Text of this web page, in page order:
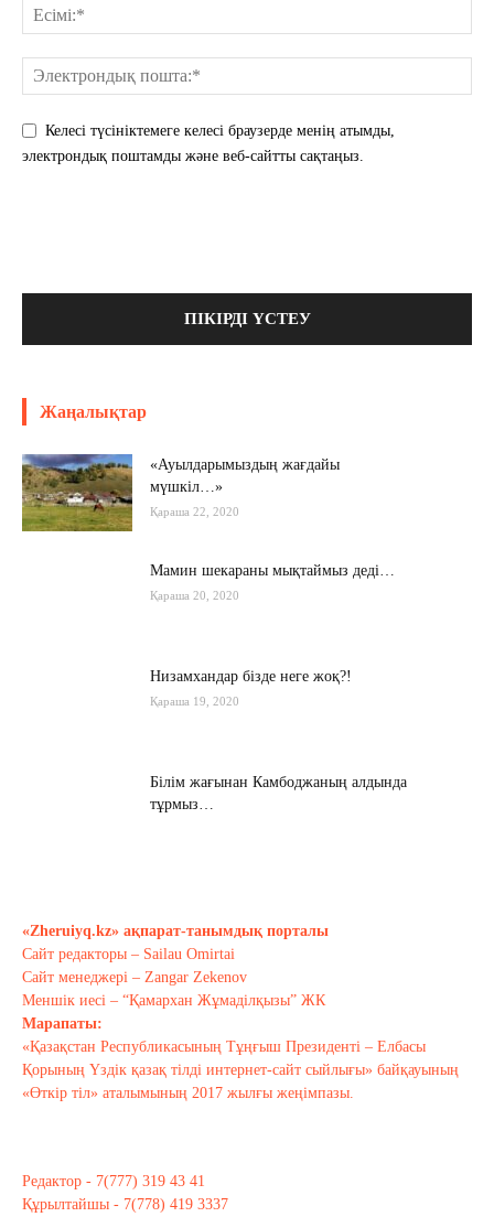
Келесі түсініктемеге келесі браузерде менің атымды,
электрондық поштамды және веб-сайтты сақтаңыз.
Жаңалықтар
«Ауылдарымыздың жағдайы
мүшкіл…»
Қараша 22, 2020
Мамин шекараны мықтаймыз деді…
Қараша 20, 2020
Низамхандар бізде неге жоқ?!
Қараша 19, 2020
Білім жағынан Камбоджаның алдында
тұрмыз…
Тағы оқу
«Zheruiyq.kz» ақпарат-танымдық порталы
Сайт редакторы – Sailau Omirtai
Сайт менеджері – Zangar Zekenov
Меншік иесі – “Қамархан Жұмаділқызы” ЖК
Марапаты:
«Қазақстан Республикасының Тұңғыш Президенті – Елбасы
Қорының Үздік қазақ тілді интернет-сайт сыйлығы» байқауының
«Өткір тіл» аталымының 2017 жылғы жеңімпазы.
Редактор - 7(777) 319 43 41
Құрылтайшы - 7(778) 419 3337